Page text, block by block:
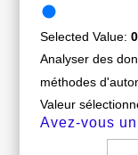
Selected Value: 0
Analyser des
méthodes
Valeur
Avez-vous